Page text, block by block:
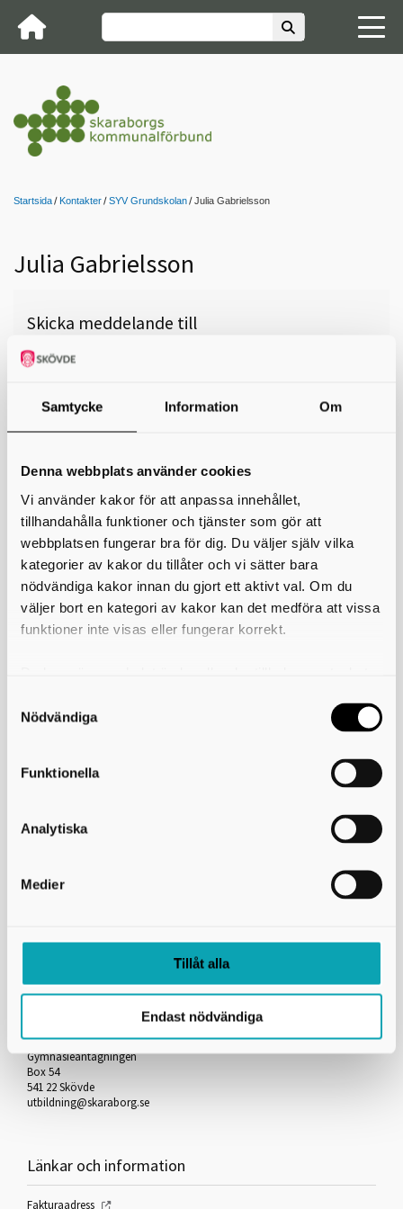
Samtycke Information Om
Denna webbplats använder cookies
Vi använder kakor för att anpassa innehållet,
tillhandahålla funktioner och tjänster som gör att
webbplatsen fungerar bra för dig. Du väljer själv vilka
kategorier av kakor du tillåter och vi sätter bara
nödvändiga kakor innan du gjort ett aktivt val. Om du
väljer bort en kategori av kakor kan det medföra att vissa
funktioner inte visas eller fungerar korrekt.
användning av kakor som du hittar längst ner på sidan
Nödvändiga
Funktionella
Analytiska
Medier
Tillåt alla
Endast nödvändiga
Startsida Kontakter SYV Grundskolan Julia Gabrielsson
Julia Gabrielsson
Skicka meddelande till
Julia Gabrielsson, Falköping,
Högstadium Centrum, 0515-88 60
Din e-postadress
*Ämne
*Meddelande
Kontakta oss
Skaraborgs Kommunalförbund
Gymnasieantagningen
Box 54
541 22 Skövde
utbildning@skaraborg.se
Länkar och information
Fakturaadress